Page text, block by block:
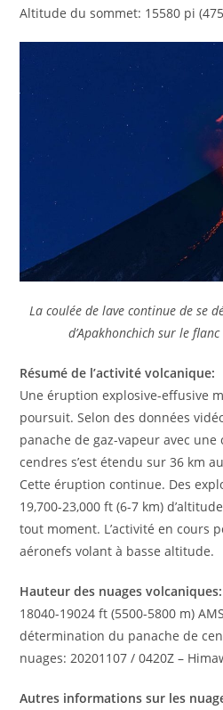
Altitude du sommet: 15580 pi
La coulée de lave continue de se
d’Apakhonchich sur le
Résumé de l’activité volcanique:
Une éruption explosive-effusive
poursuit. Selon des données
panache de gaz-vapeur avec
cendres s’est étendu sur 36 km
Cette éruption continue. Des
19,700-23,000 ft (6-7 km)
tout moment. L’activité en cours
aéronefs volant à basse altitude.
Hauteur des nuages ​​volcaniques:
18040-19024 ft (5500-5800 m)
détermination du panache de
nuages: 20201107 / 0420Z –
Autres informations sur les